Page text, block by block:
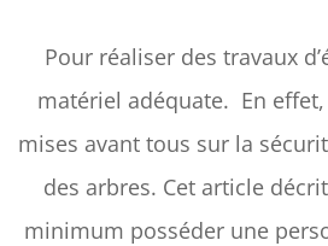
Pour réaliser des travaux
matériel adéquate. En
mises avant tous sur la
des arbres. Cet article
minimum posséder une